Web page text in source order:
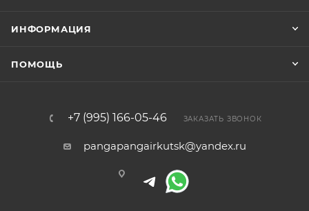
ИНФОРМАЦИЯ
ПОМОЩЬ
+7 (995) 166-05-46 ЗАКАЗАТЬ ЗВОНОК
pangapangairkutsk@yandex.ru